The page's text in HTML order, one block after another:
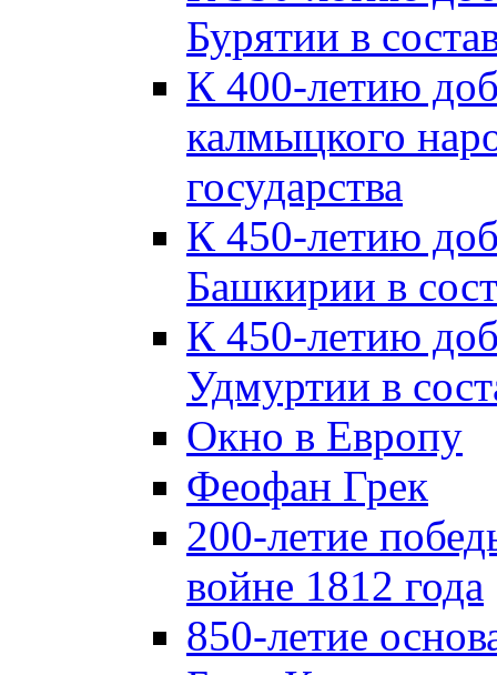
Бурятии в
К 400-летию
калмыцкого
государства
К 450-летию
Башкирии в
К 450-летию
Удмуртии в
Окно в Европу
Феофан Грек
200-летие
войне 1812 года
850-летие